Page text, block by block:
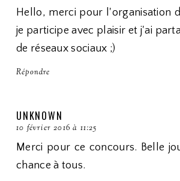
Hello, merci pour l'organisation
je participe avec plaisir et j'ai
de réseaux sociaux ;)
Répondre
UNKNOWN
10 février 2016 à 11:25
Merci pour ce concours. Belle
chance à tous.